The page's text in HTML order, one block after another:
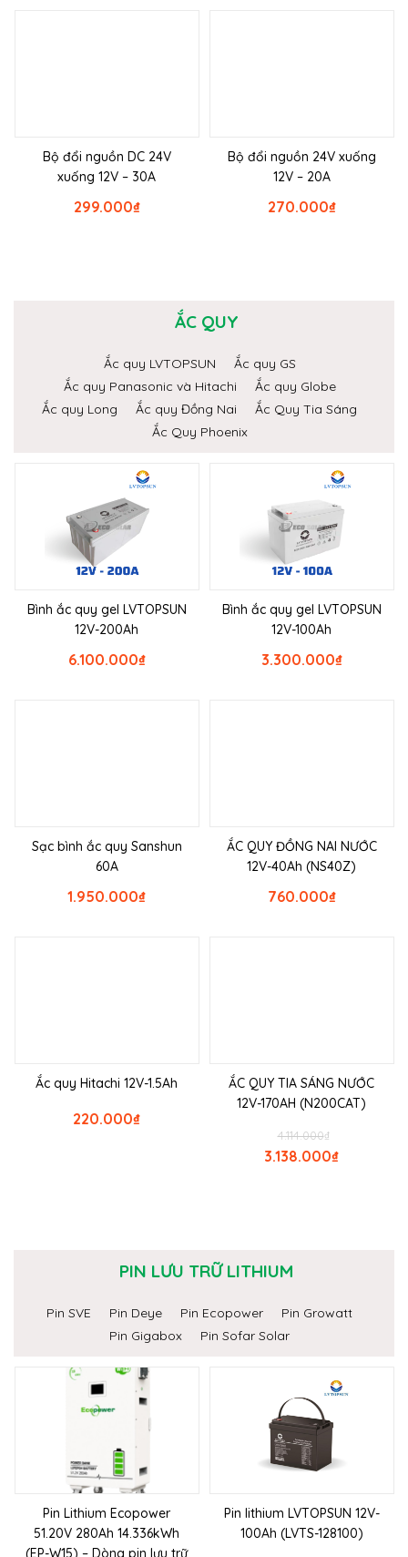
Bộ đổi nguồn DC 24V
xuống 12V – 30A
₫
299.000
Bộ đổi nguồn 24V xuống
12V – 20A
₫
270.000
ẮC QUY
Ắc quy LVTOPSUN
Ắc quy GS
Ắc quy Panasonic và Hitachi
Ắc quy Globe
Ắc quy Long
Ắc quy Đồng Nai
Ắc Quy Tia Sáng
Ắc Quy Phoenix
Bình ắc quy gel LVTOPSUN
12V-200Ah
₫
6.100.000
Bình ắc quy gel LVTOPSUN
12V-100Ah
₫
3.300.000
Sạc bình ắc quy Sanshun
60A
₫
1.950.000
ẮC QUY ĐỒNG NAI NƯỚC
12V-40Ah (NS40Z)
₫
760.000
Ắc quy Hitachi 12V-1.5Ah
₫
220.000
ẮC QUY TIA SÁNG NƯỚC
12V-170AH (N200CAT)
₫
4.114.000
₫
3.138.000
PIN LƯU TRỮ LITHIUM
Pin SVE Pin Deye Pin Ecopower
Pin Growatt
Pin Gigabox
Pin Sofar Solar
Pin Lithium Ecopower
51.20V 280Ah 14.336kWh
(EP-W15) – Dòng pin lưu trữ
Pin lithium LVTOPSUN 12V-
100Ah (LVTS-128100)